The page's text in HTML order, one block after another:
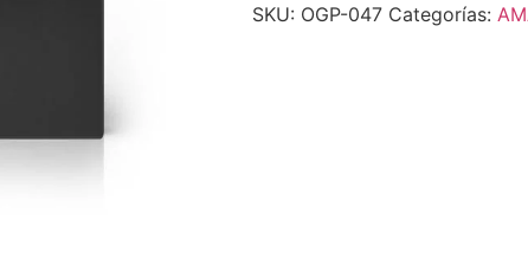
SKU: OGP-047 Categorías: